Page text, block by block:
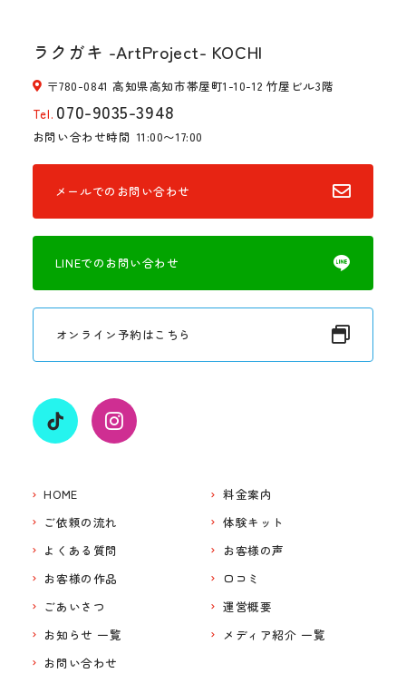
ラクガキ -ArtProject- KOCHI
〒780-0841 高知県高知市帯屋町1-10-12 竹屋ビル3階
Tel. 070-9035-3948
お問い合わせ時間 11:00〜17:00
メールでのお問い合わせ
LINEでのお問い合わせ
オンライン予約はこちら
HOME
料金案内
ご依頼の流れ
体験キット
よくある質問
お客様の声
お客様の作品
口コミ
ごあいさつ
運営概要
お知らせ 一覧
メディア紹介 一覧
お問い合わせ